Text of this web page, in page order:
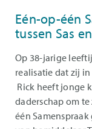
Eén-op-één
tussen Sas
Op 38-jarige
realisatie dat zij
Rick heeft jonge
daderschap om
één